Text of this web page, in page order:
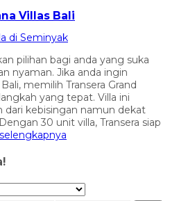
Villas Bali
di Seminyak
pilihan bagi anda yang suka
nyaman. Jika anda ingin
memilih Transera Grand
yang tepat. Villa ini
dari kebisingan namun dekat
30 unit villa, Transera siap
selengkapnya